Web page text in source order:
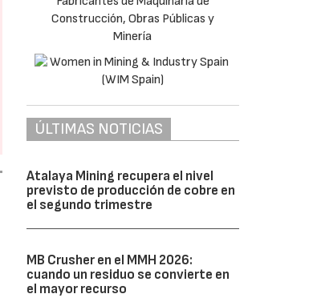
ÚLTIMAS NOTICIAS
Atalaya Mining recupera el nivel
previsto de producción de cobre en
el segundo trimestre
MB Crusher en el MMH 2026:
cuando un residuo se convierte en
el mayor recurso